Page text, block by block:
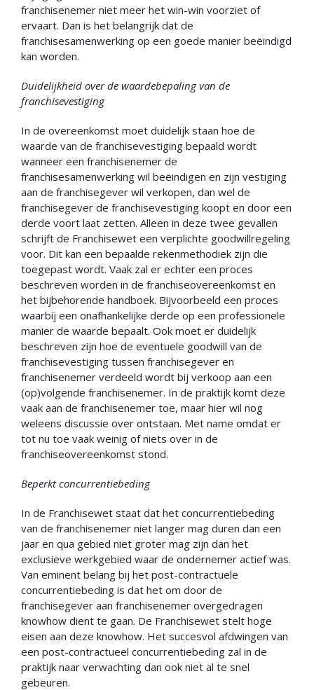
franchisenemer niet meer het win-win voorziet of
ervaart. Dan is het belangrijk dat de
franchisesamenwerking op een goede manier beëindigd
kan worden.
Duidelijkheid over de waardebepaling van de
franchisevestiging
In de overeenkomst moet duidelijk staan hoe de
waarde van de franchisevestiging bepaald wordt
wanneer een franchisenemer de
franchisesamenwerking wil beëindigen en zijn vestiging
aan de franchisegever wil verkopen, dan wel de
franchisegever de franchisevestiging koopt en door een
derde voort laat zetten. Alleen in deze twee gevallen
schrijft de Franchisewet een verplichte goodwillregeling
voor. Dit kan een bepaalde rekenmethodiek zijn die
toegepast wordt. Vaak zal er echter een proces
beschreven worden in de franchiseovereenkomst en
het bijbehorende handboek. Bijvoorbeeld een proces
waarbij een onafhankelijke derde op een professionele
manier de waarde bepaalt. Ook moet er duidelijk
beschreven zijn hoe de eventuele goodwill van de
franchisevestiging tussen franchisegever en
franchisenemer verdeeld wordt bij verkoop aan een
(op)volgende franchisenemer. In de praktijk komt deze
vaak aan de franchisenemer toe, maar hier wil nog
weleens discussie over ontstaan. Met name omdat er
tot nu toe vaak weinig of niets over in de
franchiseovereenkomst stond.
Beperkt concurrentiebeding
In de Franchisewet staat dat het concurrentiebeding
van de franchisenemer niet langer mag duren dan een
jaar en qua gebied niet groter mag zijn dan het
exclusieve werkgebied waar de ondernemer actief was.
Van eminent belang bij het post-contractuele
concurrentiebeding is dat het om door de
franchisegever aan franchisenemer overgedragen
knowhow dient te gaan. De Franchisewet stelt hoge
eisen aan deze knowhow. Het succesvol afdwingen van
een post-contractueel concurrentiebeding zal in de
praktijk naar verwachting dan ook niet al te snel
gebeuren.